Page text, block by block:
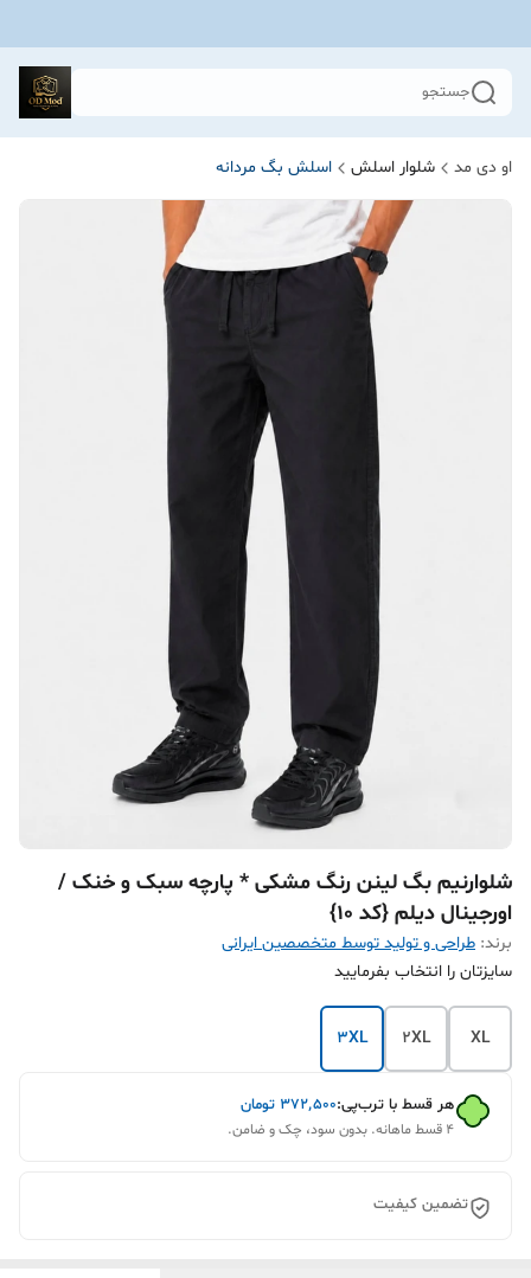
جستجو
او دی مد شلوار اسلش اسلش بگ مردانه
شلوارنیم بگ لینن رنگ مشکی * پارچه سبک و خنک /
اورجینال دیلم {کد 10}
برند: طراحی و تولید توسط متخصصین ایرانی
سایزتان را انتخاب بفرمایید
XL
2XL
3XL
هر قسط با ترب‌پی:۳۷۲٬۵۰۰ تومان
۴ قسط ماهانه. بدون سود، چک و ضامن.
تضمین کیفیت